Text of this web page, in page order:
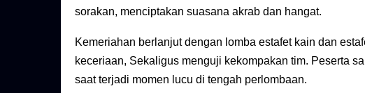
sorakan, menciptakan suasana akrab dan hangat.
Kemeriahan berlanjut dengan lomba estafet kain dan
keceriaan, Sekaligus menguji kekompakan tim. Peserta
saat terjadi momen lucu di tengah perlombaan.